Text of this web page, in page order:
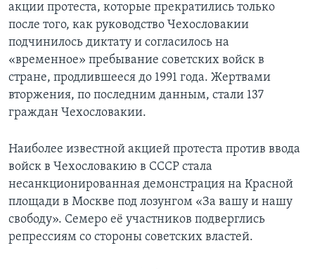
акции протеста, которые прекратились только
после того, как руководство Чехословакии
подчинилось диктату и согласилось на
«временное» пребывание советских войск в
стране, продлившееся до 1991 года. Жертвами
вторжения, по последним данным, стали 137
граждан Чехословакии.
Наиболее известной акцией протеста против ввода
войск в Чехословакию в СССР стала
несанкционированная демонстрация на Красной
площади в Москве под лозунгом «За вашу и нашу
свободу». Семеро её участников подверглись
репрессиям со стороны советских властей.